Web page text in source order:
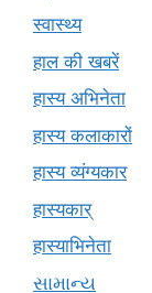
स्वास्थ्य
हाल की खबरें
हास्य अभिनेता
हास्य कलाकारों
हास्य व्यंग्यकार
हास्यकार्
हास्याभिनेता
સામાન્ય